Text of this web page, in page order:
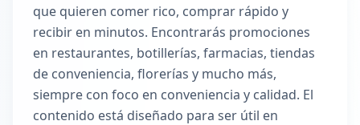
que quieren comer rico, comprar rápido y
recibir en minutos. Encontrarás promociones
en restaurantes, botillerías, farmacias, tiendas
de conveniencia, florerías y mucho más,
siempre con foco en conveniencia y calidad. El
contenido está diseñado para ser útil en